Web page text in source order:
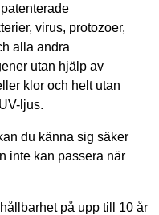
virus, protozoer,
alla andra
utan hjälp av
klor och helt utan
ljus.
du känna sig säker
inte kan passera när
på upp till 10 år